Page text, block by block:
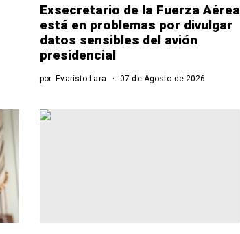
Exsecretario de la Fuerza Aérea
está en problemas por divulgar
datos sensibles del avión
presidencial
porEvaristo Lara 07 de Agosto de 2026